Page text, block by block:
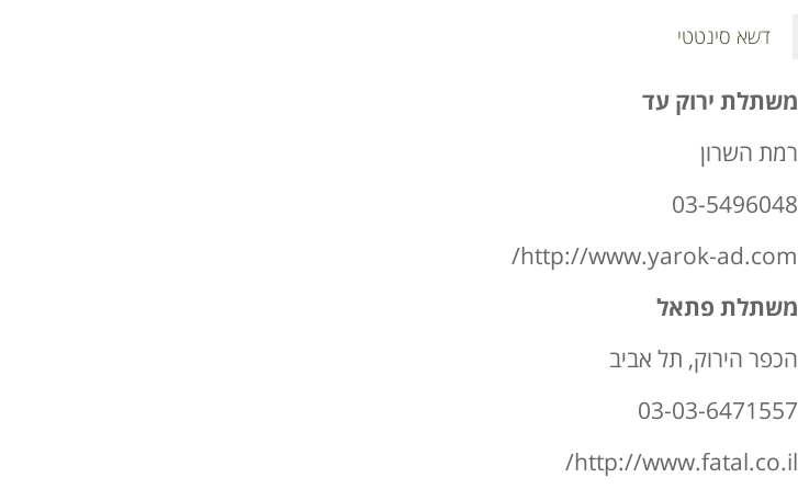
דשא סינטטי
משתלת ירוק עד
רמת השרון
03-5496048
http://www.yarok-ad.com/
משתלת פתאל
הכפר הירוק, תל אביב
03-03-6471557
http://www.fatal.co.il/